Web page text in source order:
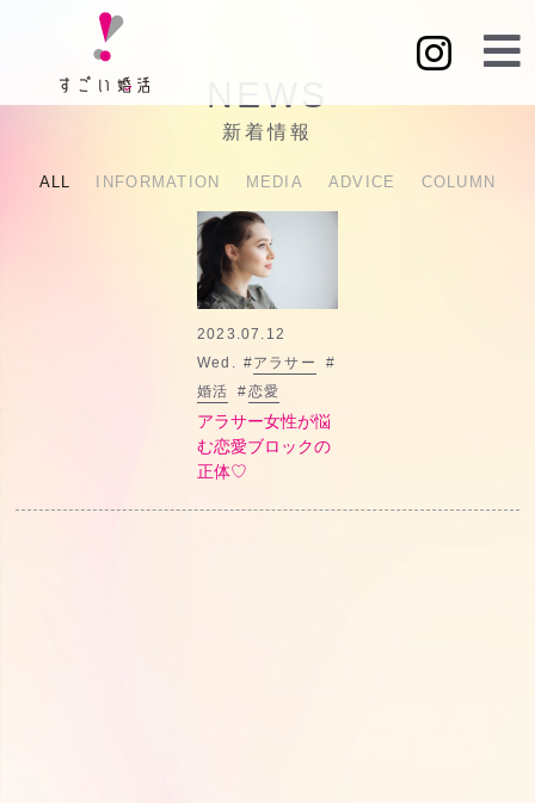
新着情報
ALL INFORMATION MEDIA ADVICE COLUMN
2023.07.12
Wed.
#アラサー
#
婚活
#恋愛
アラサー女性が悩
む恋愛ブロックの
正体♡